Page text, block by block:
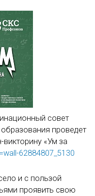
совет
проведет
«Ум за
62884807_5130
и с пользой
проявить свою